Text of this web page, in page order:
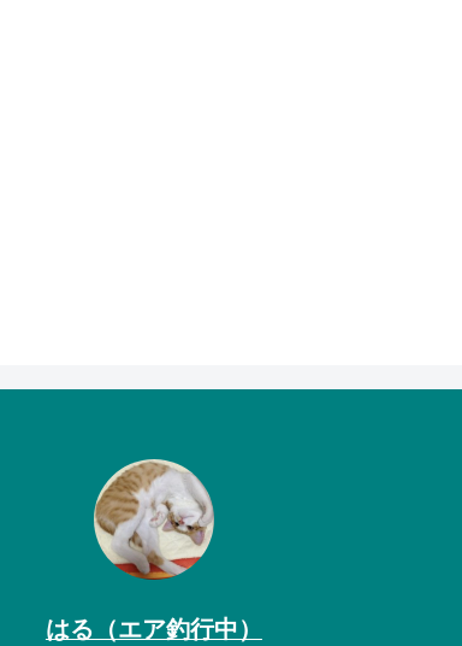
はる（エア釣行中）